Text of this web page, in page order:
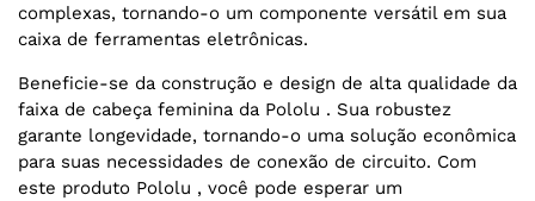
complexas, tornando-o um componente versátil em sua
caixa de ferramentas eletrônicas.
Beneficie-se da construção e design de alta qualidade da
faixa de cabeça feminina da Pololu . Sua robustez
garante longevidade, tornando-o uma solução econômica
para suas necessidades de conexão de circuito. Com
este produto Pololu , você pode esperar um